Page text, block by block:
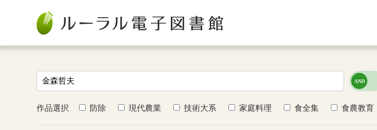
作品選択 防除 現代農業 技術大系 家庭料理 食全集 食農教育